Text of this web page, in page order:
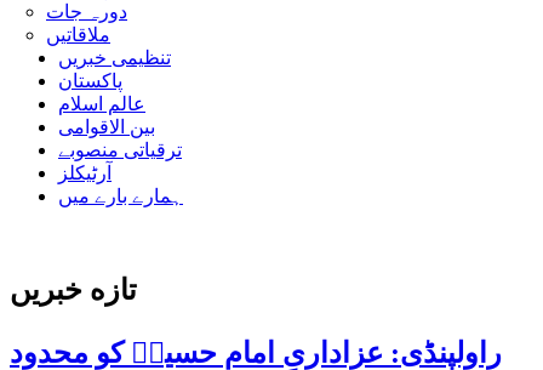
دورہ جات
ملاقاتیں
تنظیمی خبریں
پاکستان
عالم اسلام
بین الاقوامی
ترقیاتی منصوبے
آرٹیکلز
ہمارے بارے میں
تازه خبریں
راولپنڈی: عزاداریِ امام حسینؑ کو محدود